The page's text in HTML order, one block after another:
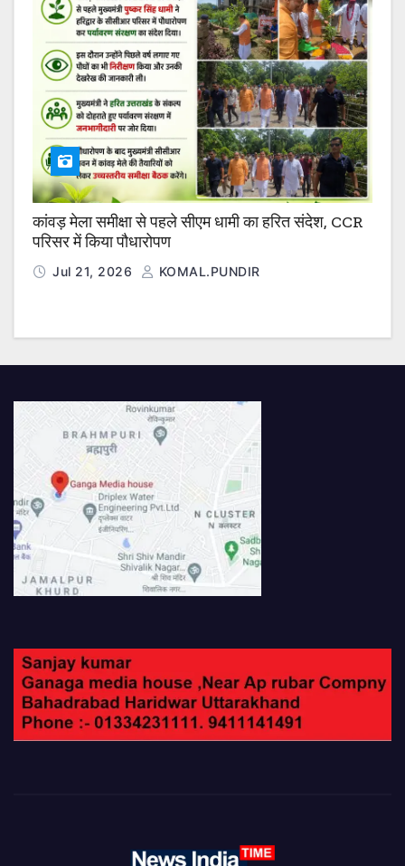
कांवड़ मेला समीक्षा से पहले सीएम धामी का हरित संदेश, CCR
परिसर में किया पौधारोपण
Jul 21, 2026 KOMAL.PUNDIR